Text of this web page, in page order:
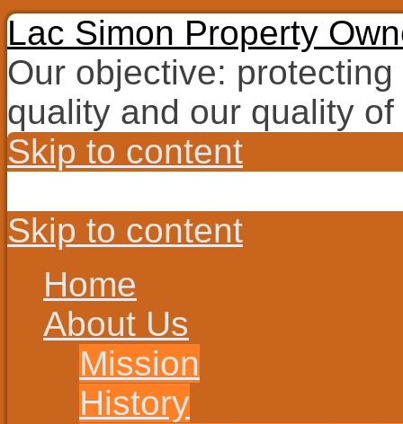
Lac Simon Property
Our objective:
quality and our quality of
Skip to content
Skip to content
Home
About Us
Mission
History